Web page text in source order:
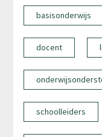
basisonderwijs
docent
schoolleiders